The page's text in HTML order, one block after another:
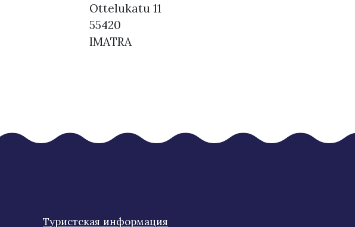
Ottelukatu 11
55420
IMATRA
Туристская информация